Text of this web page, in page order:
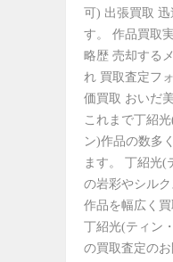
可) 出張買取 迅
す。 作品買取
略歴 売却する
れ 買取査定フ
価買取 おいだ
これまで丁紹
ン)作品の数多
ます。 丁紹光(
の岩彩やシル
作品を幅広く買
丁紹光(ティン
の買取査定の